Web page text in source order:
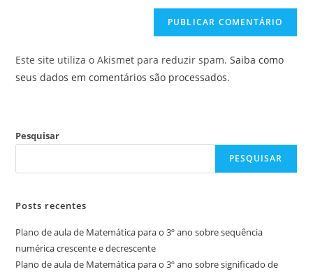
Este site utiliza o Akismet para reduzir spam.Saiba como
seus dados em comentários são processados.
Pesquisar
PESQUISAR
Posts recentes
Plano de aula de Matemática para o 3º ano sobre sequência
numérica crescente e decrescente
Plano de aula de Matemática para o 3º ano sobre significado de